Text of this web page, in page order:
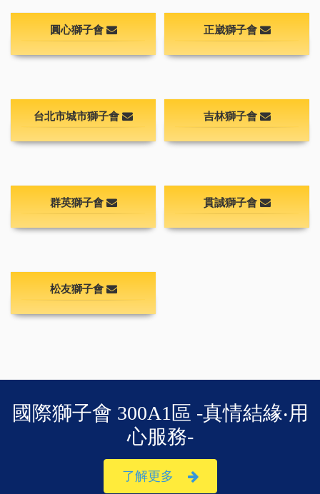
圓心獅子會 正崴獅子會
台北市城市獅子會 吉林獅子會
群英獅子會 貫誠獅子會
松友獅子會
國際獅子會 300A1區 -真情結緣‧用
心服務-
了解更多